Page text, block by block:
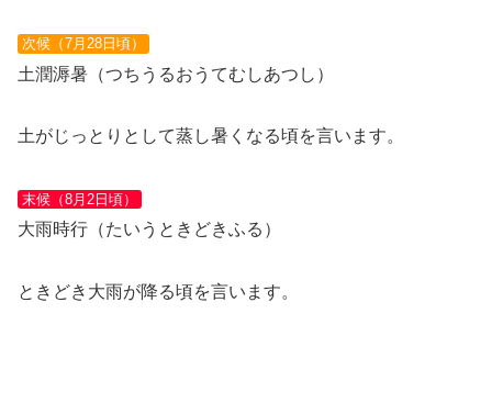
次候（7月28日頃）
土潤溽暑（つちうるおうてむしあつし）
土がじっとりとして蒸し暑くなる頃を言います。
末候（8月2日頃）
大雨時行（たいうときどきふる）
ときどき大雨が降る頃を言います。